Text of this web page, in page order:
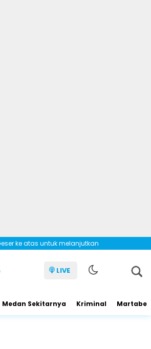
ke atas untuk melanjutkan
LIVE
Medan Sekitarnya Kriminal Martabe